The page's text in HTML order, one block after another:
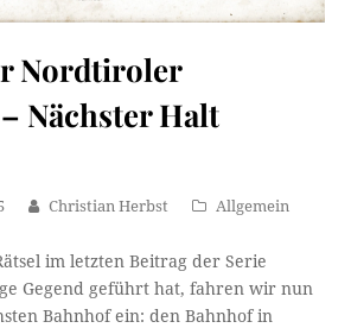
Nordtiroler
Nächster Halt
Christian Herbst Allgemein
im letzten Beitrag der Serie
Gegend geführt hat, fahren wir nun
Bahnhof ein: den Bahnhof in